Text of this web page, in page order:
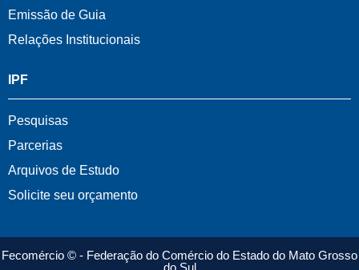
Emissão de Guia
Relações Institucionais
IPF
Pesquisas
Parcerias
Arquivos de Estudo
Solicite seu orçamento
Fecomércio © - Federação do Comércio do Estado do Mato Grosso
do Sul